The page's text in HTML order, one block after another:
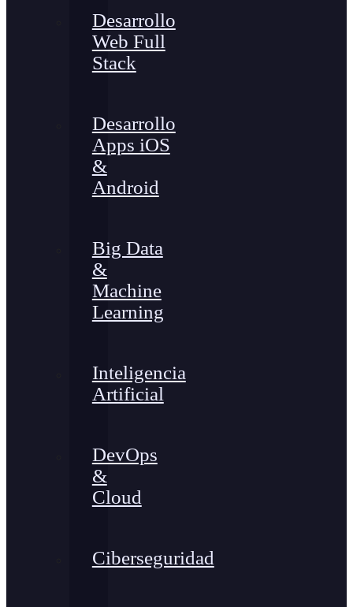
Desarrollo
Web Full
Stack
Desarrollo
Apps iOS
&
Android
Big Data
&
Machine
Learning
Inteligencia
Artificial
DevOps
&
Cloud
Ciberseguridad